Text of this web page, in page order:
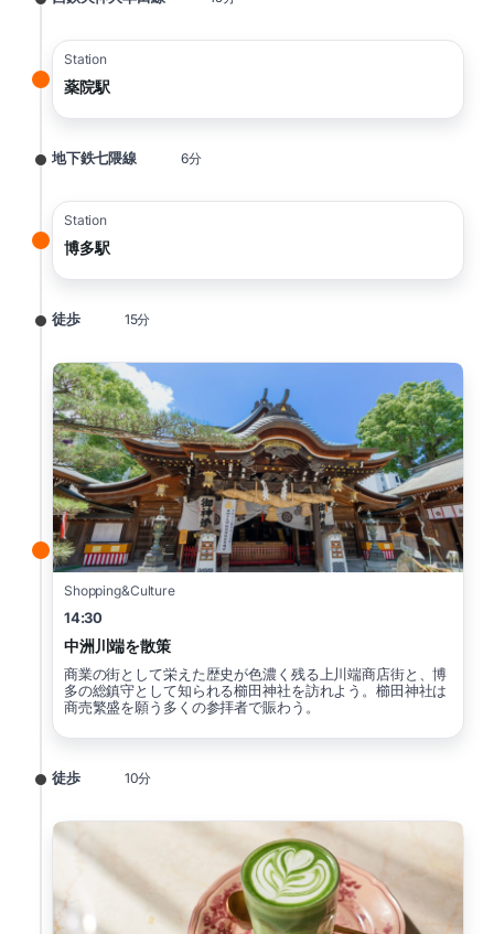
Station
薬院駅
地下鉄七隈線 6分
Station
博多駅
徒歩 15分
Shopping&Culture
14:30
中洲川端を散策
商業の街として栄えた歴史が色濃く残る上川端商店街と、博
多の総鎮守として知られる櫛田神社を訪れよう。櫛田神社は
商売繁盛を願う多くの参拝者で賑わう。
徒歩 10分